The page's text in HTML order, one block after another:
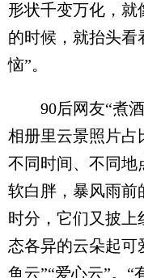
形状千变万化，就
的时候，就抬头看
恼”。
90后网友“煮酒
相册里云景照片占
不同时间、不同地
软白胖，暴风雨前
时分，它们又披上
态各异的云朵起可
鱼云”“爱心云”。